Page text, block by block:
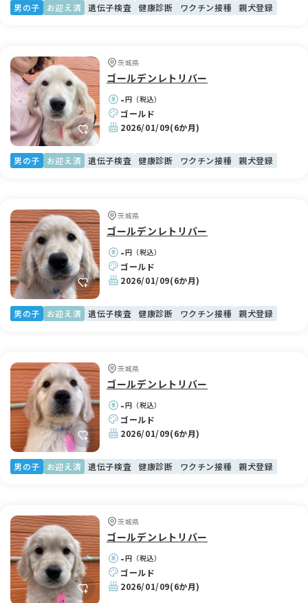
男の子 お迎え済 遺伝子検査 健康診断 ワクチン接種 親犬登録
茨城県
ゴールデンレトリバー
-円（税込）
ゴールド
2026/01/09(6か月)
男の子 お迎え済 遺伝子検査 健康診断 ワクチン接種 親犬登録
茨城県
ゴールデンレトリバー
-円（税込）
ゴールド
2026/01/09(6か月)
男の子 お迎え済 遺伝子検査 健康診断 ワクチン接種 親犬登録
茨城県
ゴールデンレトリバー
-円（税込）
ゴールド
2026/01/09(6か月)
男の子 お迎え済 遺伝子検査 健康診断 ワクチン接種 親犬登録
茨城県
ゴールデンレトリバー
-円（税込）
ゴールド
2026/01/09(6か月)